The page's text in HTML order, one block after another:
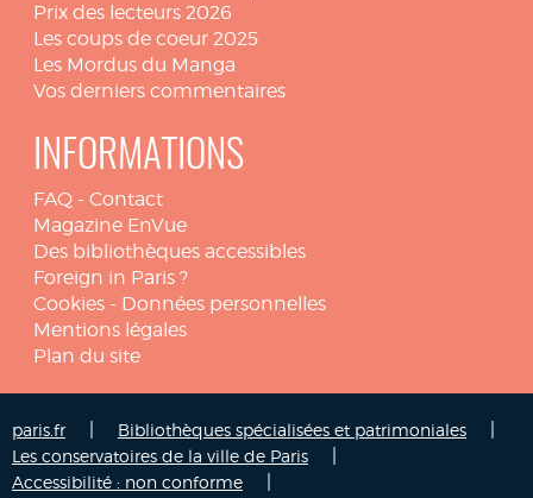
Prix des lecteurs 2026
Les coups de coeur 2025
Les Mordus du Manga
Vos derniers commentaires
INFORMATIONS
FAQ - Contact
Magazine EnVue
Des bibliothèques accessibles
Foreign in Paris ?
Cookies - Données personnelles
Mentions légales
Plan du site
paris.fr Bibliothèques spécialisées et patrimoniales
Les conservatoires de la ville de Paris
Accessibilité : non conforme